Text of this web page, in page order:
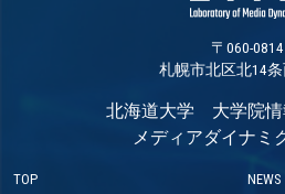
〒060-0814
札幌市北区北14条
北海道大学 大学院情
メディアダイナミ
TOP NEWS